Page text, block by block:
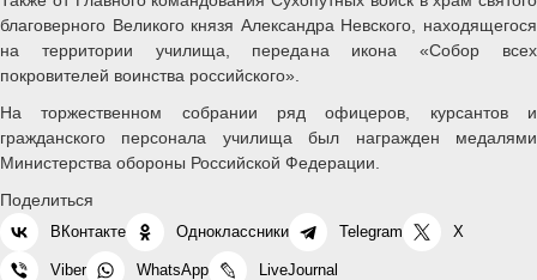
благоверного Великого князя Александра Невского, находящегося
на территории училища, передана икона «Собор всех
покровителей воинства российского».
На торжественном собрании ряд офицеров, курсантов и
гражданского персонала училища был награжден медалями
Министерства обороны Российской Федерации.
Поделиться
ВКонтакте Одноклассники Telegram X
Viber WhatsApp LiveJournal